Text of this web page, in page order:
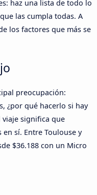
haz una lista de todo lo
las cumpla todas. A
los factores que más se
preocupación:
¿por qué hacerlo si hay
viaje significa que
en sí. Entre Toulouse y
$36.188 con un Micro